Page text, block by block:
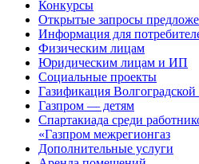
Конкурсы
Открытые запросы
Информация для
Физическим лицам
Юридическим лицам и ИП
Социальные проекты
Газификация Волгоградской
Газпром — детям
Спартакиада среди
«Газпром межрегионгаз
Дополнительные услуги